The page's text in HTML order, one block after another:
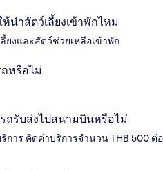
นำสัตว์เลี้ยงเข้าพักไหม
งและสัตว์ช่วยเหลือเข้าพัก
หรือไม่
ถรับส่งไปสนามบินหรือไม่
าร คิดค่าบริการจำนวน THB 500 ต่อ